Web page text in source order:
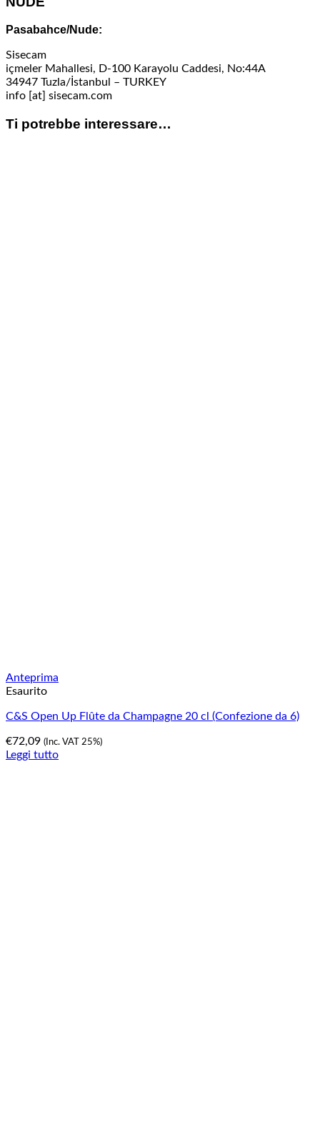
Pasabahce/Nude:
Sisecam
içmeler Mahallesi, D-100 Karayolu Caddesi, No:44A
34947 Tuzla/İstanbul – TURKEY
info [at] sisecam.com
Ti potrebbe interessare…
Anteprima
Esaurito
C&S Open Up Flûte da Champagne 20 cl (Confezione da 6)
€72,09 (Inc. VAT 25%)
Leggi tutto